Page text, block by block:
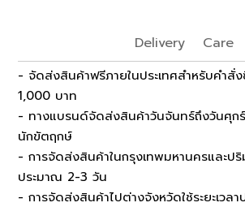
Delivery Care
- จัดส่งสินค้าฟรีภายในประเทศสำหรับคำสั่
1,000 บาท
- ทางแบรนด์จัดส่งสินค้าวันจันทร์ถึงวันศุก
นักขัตฤกษ์
- การจัดส่งสินค้าในกรุงเทพมหานครและปริ
ประมาณ 2-3 วัน
- การจัดส่งสินค้าไปต่างจังหวัดใช้ระยะเวล